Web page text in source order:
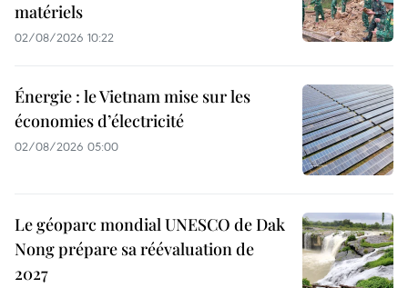
matériels
02/08/2026 10:22
Énergie : le Vietnam mise sur les
économies d’électricité
02/08/2026 05:00
Le géoparc mondial UNESCO de Dak
Nong prépare sa réévaluation de
2027